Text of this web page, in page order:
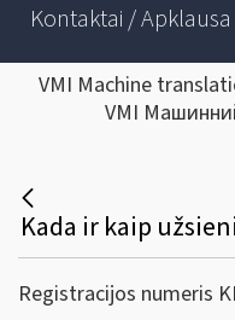
Kontaktai / Apklausa
VMI Machine
VMI
Registracijos numeris